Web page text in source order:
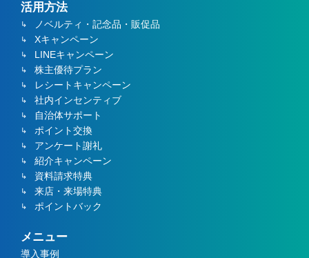
活用方法
ノベルティ・記念品・販促品
Xキャンペーン
LINEキャンペーン
株主優待プラン
レシートキャンペーン
社内インセンティブ
自治体サポート
ポイント交換
アンケート謝礼
紹介キャンペーン
資料請求特典
来店・来場特典
ポイントバック
メニュー
導入事例